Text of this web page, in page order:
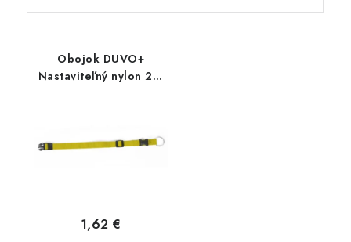
Obojok DUVO+
Nastaviteľný nylon 22-
1,62 €